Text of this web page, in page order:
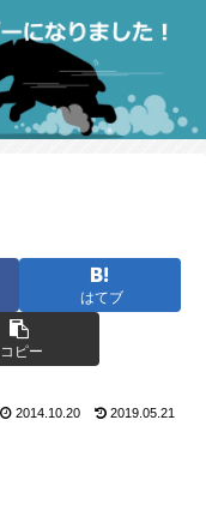
はてブ
コピー
2014.10.20 2019.05.21